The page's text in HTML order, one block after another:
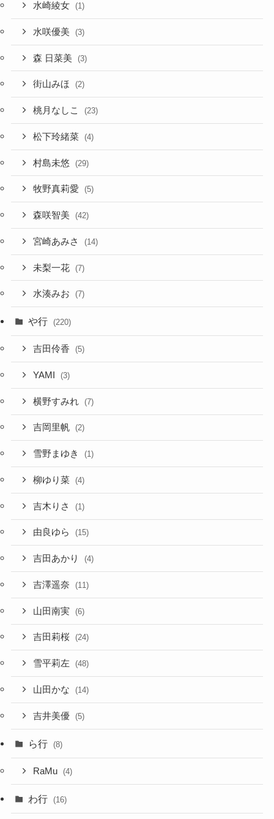
水崎綾女 (1)
水咲優美 (3)
森 日菜美 (3)
街山みほ (2)
桃月なしこ (23)
松下玲緒菜 (4)
村島未悠 (29)
牧野真莉愛 (5)
森咲智美 (42)
宮崎あみさ (14)
未梨一花 (7)
水湊みお (7)
や行 (220)
吉田伶香 (5)
YAMI (3)
横野すみれ (7)
吉岡里帆 (2)
雪野まゆき (1)
柳ゆり菜 (4)
吉木りさ (1)
由良ゆら (15)
吉田あかり (4)
吉澤遥奈 (11)
山田南実 (6)
吉田莉桜 (24)
雪平莉左 (48)
山田かな (14)
吉井美優 (5)
ら行 (8)
RaMu (4)
わ行 (16)